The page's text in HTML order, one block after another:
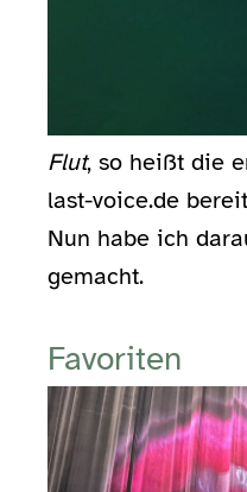
Flut, so heißt die
last-voice.de
Nun habe ich
gemacht.
Favoriten